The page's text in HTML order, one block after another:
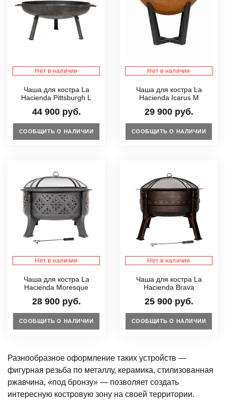
Нет в наличии
Чаша для костра La
Hacienda Pittsburgh L
44 900 руб.
СООБЩИТЬ О НАЛИЧИИ
Нет в наличии
Чаша для костра La
Hacienda Icarus M
29 900 руб.
СООБЩИТЬ О НАЛИЧИИ
Нет в наличии
Чаша для костра La
Hacienda Moresque
28 900 руб.
СООБЩИТЬ О НАЛИЧИИ
Нет в наличии
Чаша для костра La
Hacienda Brava
25 900 руб.
СООБЩИТЬ О НАЛИЧИИ
Разнообразное оформление таких устройств —
фигурная резьба по металлу, керамика, стилизованная
ржавчина, «под бронзу» — позволяет создать
интересную костровую зону на своей территории.